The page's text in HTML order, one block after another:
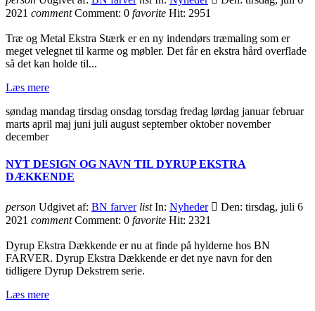
2021 comment Comment: 0 favorite Hit: 2951
Træ og Metal Ekstra Stærk er en ny indendørs træmaling som er
meget velegnet til karme og møbler. Det får en ekstra hård overflade
så det kan holde til...
Læs mere
søndag mandag tirsdag onsdag torsdag fredag lørdag januar februar
marts april maj juni juli august september oktober november
december
NYT DESIGN OG NAVN TIL DYRUP EKSTRA
DÆKKENDE
person Udgivet af: BN farver list In: Nyheder  Den: tirsdag, juli 6
2021 comment Comment: 0 favorite Hit: 2321
Dyrup Ekstra Dækkende er nu at finde på hylderne hos BN
FARVER. Dyrup Ekstra Dækkende er det nye navn for den
tidligere Dyrup Dekstrem serie.
Læs mere